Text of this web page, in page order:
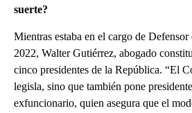
suerte?
Mientras estaba en el cargo de
2022, Walter Gutiérrez, abogado
cinco presidentes de la República. “El
legisla, sino que también pone
exfuncionario, quien asegura que el